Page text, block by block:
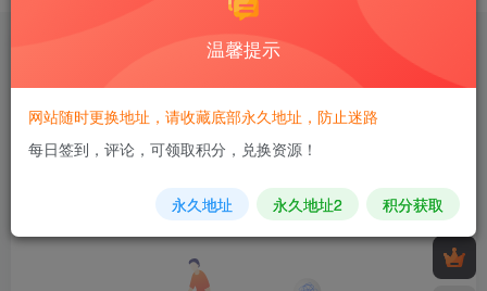
评论2
发布 0
温馨提示
网站随时更换地址，请收藏底部永久地址，防止迷路
每日签到，评论，可领取积分，兑换资源！
永久地址 永久地址2 积分获取